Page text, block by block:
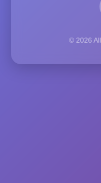
© 2026